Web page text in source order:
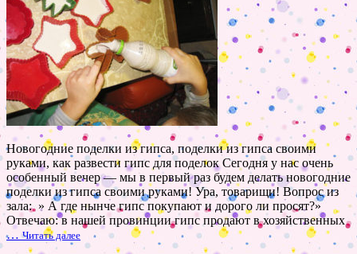
Новогодние поделки из гипса, поделки из гипса своими
руками, как развести гипс для поделок Сегодня у нас очень
особенный вечер — мы в первый раз будем делать новогодние
поделки из гипса своими руками! Ура, товарищи! Вопрос из
зала: » А где нынче гипс покупают и дорого ли просят?»
Отвечаю: в нашей провинции гипс продают в хозяйственных
…Читать далее